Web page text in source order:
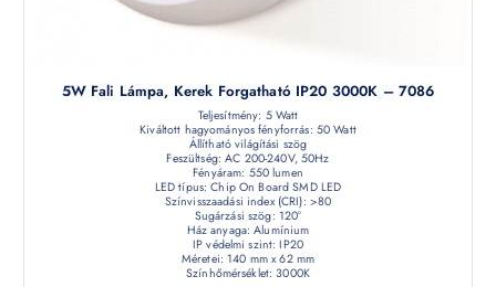
5W Fali Lámpa, Kerek Forgatható IP20 3000K – 7086
Teljesítmény: 5 Watt
Kiváltott hagyományos fényforrás: 50 Watt
Állítható világítási szög
Feszültség: AC 200-240V, 50Hz
Fényáram: 550 lumen
LED típus: Chip On Board SMD LED
Színvisszaadási index (CRI): >80
Sugárzási szög: 120°
Ház anyaga: Alumínium
IP védelmi szint: IP20
Méretei: 140 mm x 62 mm
Színhőmérséklet: 3000K